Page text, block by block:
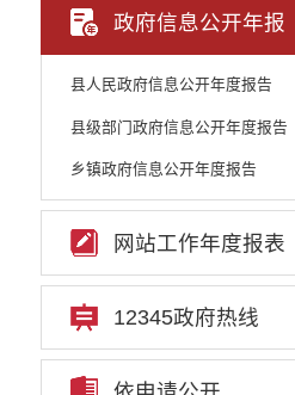
政府信息公开年报
县人民政府信息公开年度报告
县级部门政府信息公开年度报告
乡镇政府信息公开年度报告
网站工作年度报表
12345政府热线